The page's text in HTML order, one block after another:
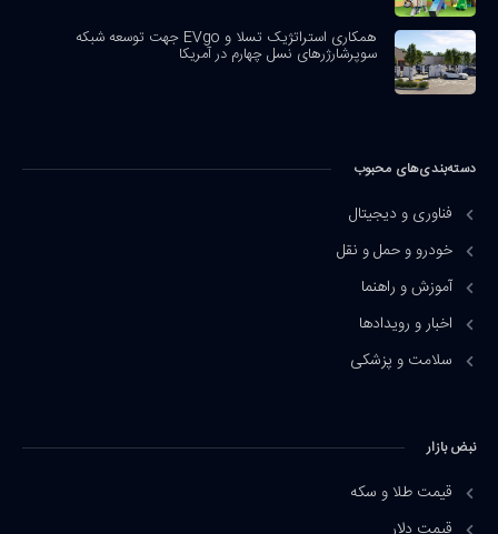
همکاری استراتژیک تسلا و EVgo جهت توسعه شبکه
سوپرشارژرهای نسل چهارم در آمریکا
دسته‌بندی‌های محبوب
فناوری و دیجیتال
خودرو و حمل و نقل
آموزش و راهنما
اخبار و رویدادها
سلامت و پزشکی
نبض بازار
قیمت طلا و سکه